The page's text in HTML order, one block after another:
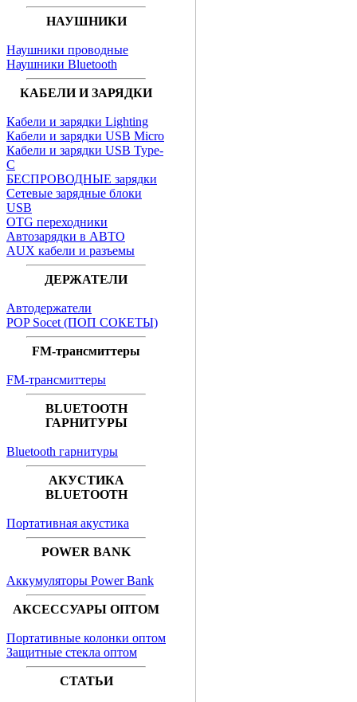
НАУШНИКИ
Наушники проводные
Наушники Bluetooth
КАБЕЛИ И ЗАРЯДКИ
Кабели и зарядки Lighting
Кабели и зарядки USB Micro
Кабели и зарядки USB Type-
C
БЕСПРОВОДНЫЕ зарядки
Сетевые зарядные блоки
USB
OTG переходники
Автозарядки в АВТО
AUX кабели и разъемы
ДЕРЖАТЕЛИ
Автодержатели
POP Socet (ПОП СОКЕТЫ)
FM-трансмиттеры
FM-трансмиттеры
BLUETOOTH
ГАРНИТУРЫ
Bluetooth гарнитуры
АКУСТИКА
BLUETOOTH
Портативная акустика
POWER BANK
Аккумуляторы Power Bank
АКСЕССУАРЫ ОПТОМ
Портативные колонки оптом
Защитные стекла оптом
СТАТЬИ